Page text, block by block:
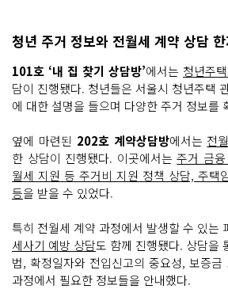
청년 주거 정보와 전월세 계약 상담
101호 ‘내 집 찾기 상담방’에서는 청년주
담이 진행됐다. 청년들은 서울시 청년주택
에 대한 설명을 들으며 다양한 주거 정보를
옆에 마련된 202호 계약상담방에서는 전
한 상담이 진행됐다. 이곳에서는주거 금
월세 지원 등 주거비 지원 정책 상담, 주택
등을 받을 수 있었다.
특히 전월세 계약 과정에서 발생할 수 있는
세사기 예방 상담도 함께 진행됐다. 상담을
법, 확정일자와 전입신고의 중요성, 보증
과정에서 필요한 정보들을 안내했다.